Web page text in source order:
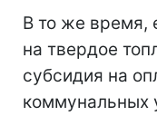
В то же время,
на твердое
субсидия на
коммунальных